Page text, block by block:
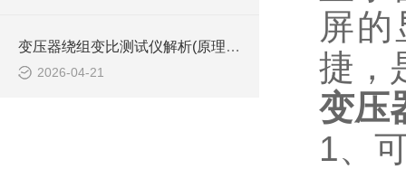
变压器绕组变比测试仪解析(原理、功能及现场应用)
2026-04-21
屏
捷，
变压
1、